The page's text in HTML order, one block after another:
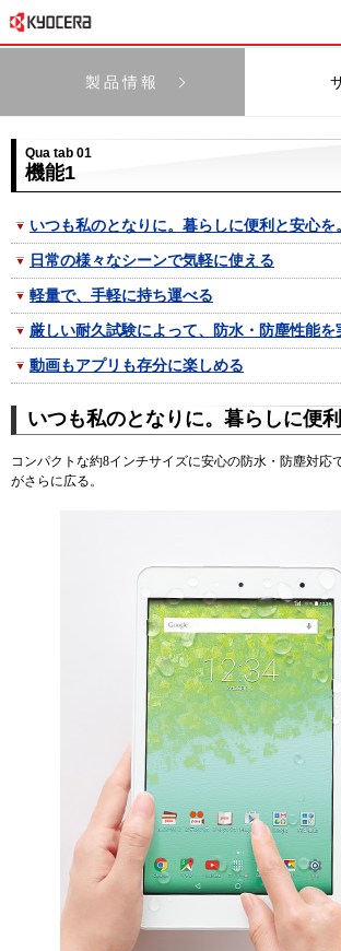
製品情報
Qua tab 01
機能1
いつも私のとなりに。暮らしに便利と安心を
日常の様々なシーンで気軽に使える
軽量で、手軽に持ち運べる
厳しい耐久試験によって、防水・防塵性能を
動画もアプリも存分に楽しめる
いつも私のとなりに。暮らしに便利
コンパクトな約8インチサイズに安心の防水・防塵対応
がさらに広る。